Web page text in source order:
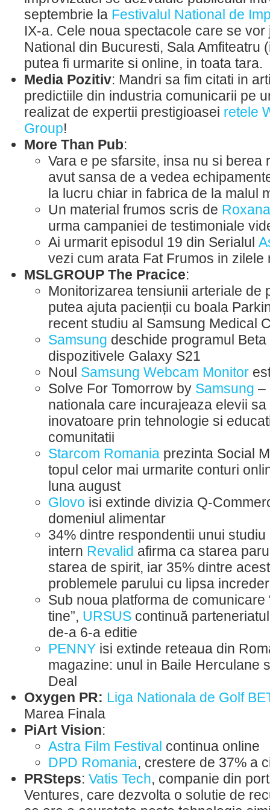
septembrie la Festivalul National de
IX-a. Cele noua spectacole care se vor
National din Bucuresti, Sala Amfiteatru
putea fi urmarite si online, in toata tara.
Media Pozitiv: Mandri sa fim citati in
predictiile din industria comunicarii pe
realizat de expertii prestigioasei retele
Group!
More Than Pub:
Vara e pe sfarsite, insa nu si berea
avut sansa de a vedea
la lucru chiar in fabrica de la malul
Un material frumos scris de
urma campaniei de testimoniale
Ai urmarit episodul 19 din Serialul
vezi cum arata Fat Frumos in zilele
MSLGROUP The Pracice:
Monitorizarea tensiunii arteriale de
putea ajuta pacienții cu boala
recent studiu al Samsung Medical
Samsung deschide programul
dispozitivele Galaxy S21
Noul Samsung Webcam Monitor
Solve For Tomorrow by Samsung –
nationala care incurajeaza elevii
inovatoare prin tehnologie si
comunitatii
Starcom Romania prezinta Social
topul celor mai urmarite conturi
luna august
Glovo isi extinde divizia Q-
domeniul alimentar
34% dintre respondentii unui studiu
intern Revalid afirma ca starea
starea de spirit, iar 35% dintre
problemele parului cu lipsa
Sub noua platforma de comunicare
tine”, URSUS continuă
de-a 6-a editie
PENNY isi extinde reteaua din
magazine: unul in Baile Herculane
Deal
Oxygen PR: Liga Nationala de Golf
Marea Finala
PiArt Vision:
Astra Film Festival continua online
DPD Romania, crestere de 37% a
PRSteps: Vatis Tech, companie din
Ventures, care dezvolta o solutie de